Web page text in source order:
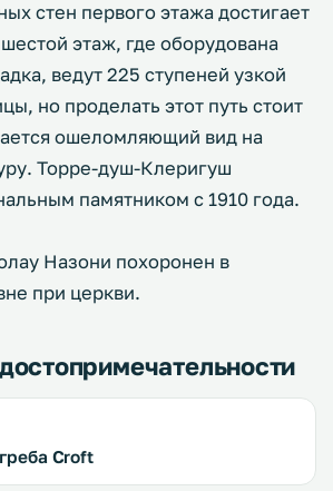
стен первого этажа достигает
этаж, где оборудована
ведут 225 ступеней узкой
но проделать этот путь стоит
ошеломляющий вид на
Торре-душ-Клеригуш
памятником с 1910 года.
Назони похоронен в
при церкви.
Croft